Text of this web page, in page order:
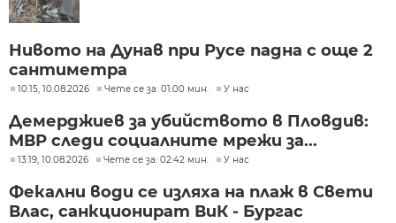
Нивото на Дунав при Русе падна с още 2
сантиметра
10:15, 10.08.2026 Чете се за: 01:00 мин. У нас
Демерджиев за убийството в Пловдив:
МВР следи социалните мрежи за...
13:19, 10.08.2026 Чете се за: 02:42 мин. У нас
Фекални води се изляха на плаж в Свети
Влас, санкционират ВиК - Бургас